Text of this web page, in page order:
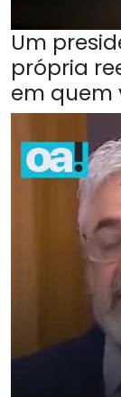
Um
própria
em quem